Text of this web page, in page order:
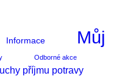
Informace
Můj
Odborné akce
příjmu potravy